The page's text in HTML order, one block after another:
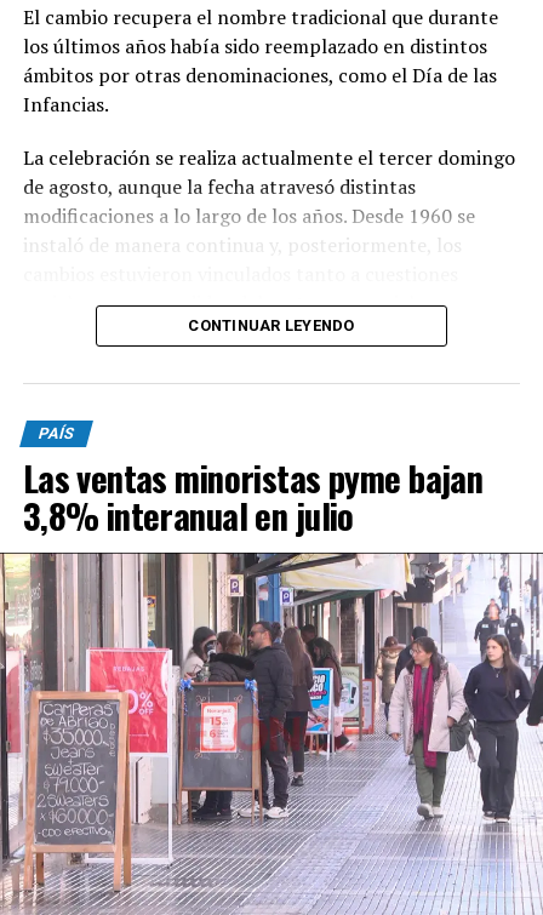
El cambio recupera el nombre tradicional que durante
los últimos años había sido reemplazado en distintos
ámbitos por otras denominaciones, como el Día de las
Infancias.
La celebración se realiza actualmente el tercer domingo
de agosto, aunque la fecha atravesó distintas
modificaciones a lo largo de los años. Desde 1960 se
instaló de manera continua y, posteriormente, los
sociales como a pedidos del sector comercial,
particularmente de la Cámara del Juguete, que buscaba
En 2011, la celebración debió trasladarse al 21 de agosto
debido a la coincidencia con las PASO previstas para el
domingo 14. Dos años más tarde, en 2013, quedó
establecido el tercer domingo de agosto como fecha fija,
con el objetivo de evitar coincidencias con jornadas
electorales y brindar mayor previsibilidad a las familias y
los comercios.
El nombre de la celebración también fue motivo de
debate. En 2020, Gabriel Lerner, entonces secretario
Nacional de Niñez, Adolescencia y Familia, había
planteado reemplazar la expresión “Día del Niño” con el
argumento de promover una mirada que contemplara la
diversidad de la niñez.
Con el nuevo decreto, la gestión de Milei decidió
recuperar formalmente la denominación tradicional,
CONTINUAR LEYENDO
PAÍS
Las ventas minoristas pyme bajan
3,8% interanual en julio